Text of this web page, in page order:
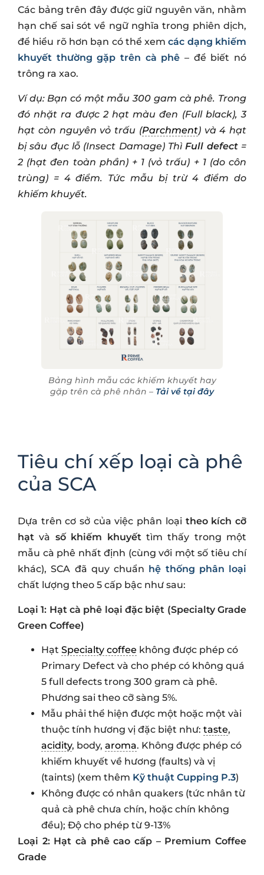
Các bảng trên đây được giữ nguyên văn, nhằm
hạn chế sai sót về ngữ nghĩa trong phiên dịch,
để hiểu rõ hơn bạn có thể xemcác dạng khiếm
khuyết thường gặp trên cà phê – để biết nó
trông ra xao.
Ví dụ: Bạn có một mẫu 300 gam cà phê. Trong
đó nhặt ra được 2 hạt màu đen (Full black), 3
hạt còn nguyên vỏ trấu (Parchment) và 4 hạt
bị sâu đục lỗ (Insect Damage) Thì Full defect=
2 (hạt đen toàn phần) + 1 (vỏ trấu) + 1 (do côn
trùng) = 4 điểm. Tức mẫu bị trừ 4 điểm do
khiếm khuyết.
Bảng hình mẫu các khiếm khuyết hay
gặp trên cà phê nhân – Tải về tại đây
Tiêu chí xếp loại cà phê
của SCA
Dựa trên cơ sở của việc phân loại theo kích cỡ
hạt và số khiếm khuyếttìm thấy trong một
mẫu cà phê nhất định (cùng với một số tiêu chí
khác), SCA đã quy chuẩn hệ thống phân loại
chất lượng theo 5 cấp bậc như sau:
Loại 1: Hạt cà phê loại đặc biệt (Specialty Grade
Green Coffee)
Hạt Specialty coffee không được phép có
Primary Defect và cho phép có không quá
5 full defects trong 300 gram cà phê.
Phương sai theo cỡ sàng 5%.
Mẫu phải thể hiện được một hoặc một vài
thuộc tính hương vị đặc biệt như: taste,
acidity, body, aroma. Không được phép có
khiếm khuyết về hương (faults) và vị
(taints) (xem thêm Kỹ thuật Cupping P.3)
Không được có nhân quakers (tức nhân từ
quả cà phê chưa chín, hoặc chín không
đều); Độ cho phép từ 9-13%
Loại 2: Hạt cà phê cao cấp – Premium Coffee
Grade